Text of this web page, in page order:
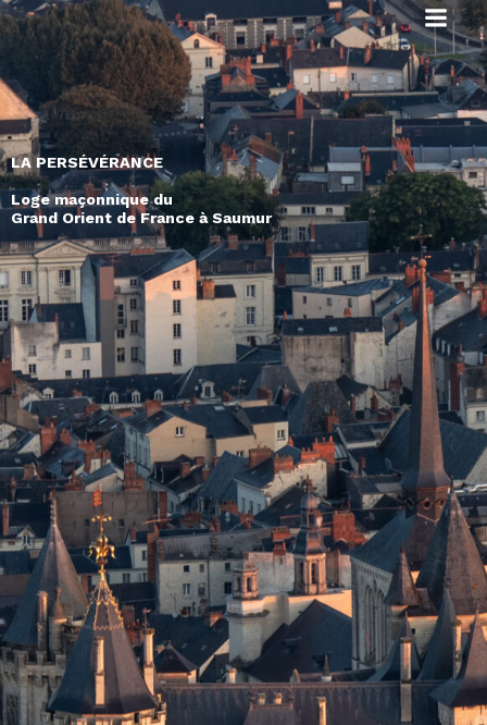
LA PERSÉVÉRANCE
Loge maçonnique du
Grand Orient de France à Saumur